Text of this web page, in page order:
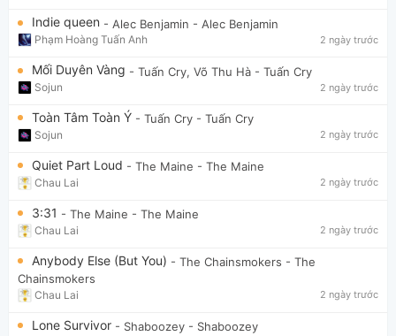
Indie queen - Alec Benjamin - Alec Benjamin
Phạm Hoàng Tuấn Anh 2 ngày trước
Mối Duyên Vàng - Tuấn Cry, Võ Thu Hà - Tuấn Cry
Sojun 2 ngày trước
Toàn Tâm Toàn Ý - Tuấn Cry - Tuấn Cry
Sojun 2 ngày trước
Quiet Part Loud - The Maine - The Maine
Chau Lai 2 ngày trước
3:31 - The Maine - The Maine
Chau Lai 2 ngày trước
Anybody Else (But You) - The Chainsmokers - The
Chainsmokers
Chau Lai 2 ngày trước
Lone Survivor - Shaboozey - Shaboozey